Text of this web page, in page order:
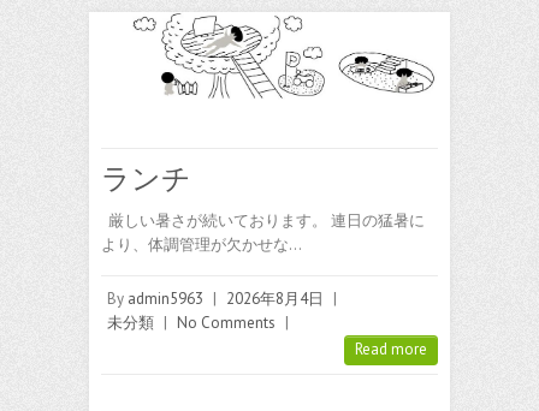
ランチ
厳しい暑さが続いております。 連日の猛暑に
より、体調管理が欠かせな…
By admin5963 | 2026年8月4日
|
未分類 | No Comments |
Read more